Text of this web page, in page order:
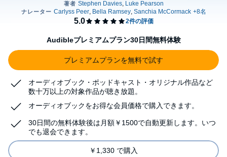
Audibleプレミアムプラン30日間無料体験
プレミアムプランを無料で試す
オーディオブック・ポッドキャスト・オリジナル作品など
数十万以上の対象作品が聴き放題。
オーディオブックをお得な会員価格で購入できます。
30日間の無料体験後は月額￥1500で自動更新します。いつ
でも退会できます。
￥1,330 で購入